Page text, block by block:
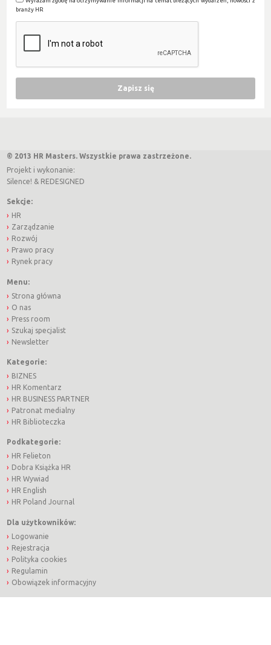
branży HR
© 2013 HR Masters. Wszystkie prawa zastrzeżone.
Projekt i wykonanie:
Silence! & REDESIGNED
Sekcje:
HR
Zarządzanie
Rozwój
Prawo pracy
Rynek pracy
Menu:
Strona główna
O nas
Press room
Szukaj specjalist
Newsletter
Kategorie:
BIZNES
HR Komentarz
HR BUSINESS PARTNER
Patronat medialny
HR Biblioteczka
Podkategorie:
HR Felieton
Dobra Książka HR
HR Wywiad
HR English
HR Poland Journal
Dla użytkowników:
Logowanie
Rejestracja
Polityka cookies
Regulamin
Obowiązek informacyjny